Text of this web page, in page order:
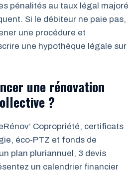
pénalités au taux légal majoré
Si le débiteur ne paie pas,
une procédure et
une hypothèque légale sur
une rénovation
?
Copropriété, certificats
éco-PTZ et fonds de
plan pluriannuel, 3 devis
un calendrier financier